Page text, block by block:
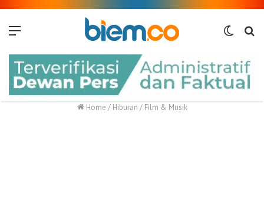
Switch
Home / Hiburan / Film & Musik